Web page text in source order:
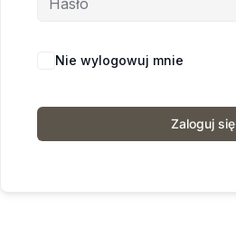
Nie wylogowuj mnie
Zaloguj się